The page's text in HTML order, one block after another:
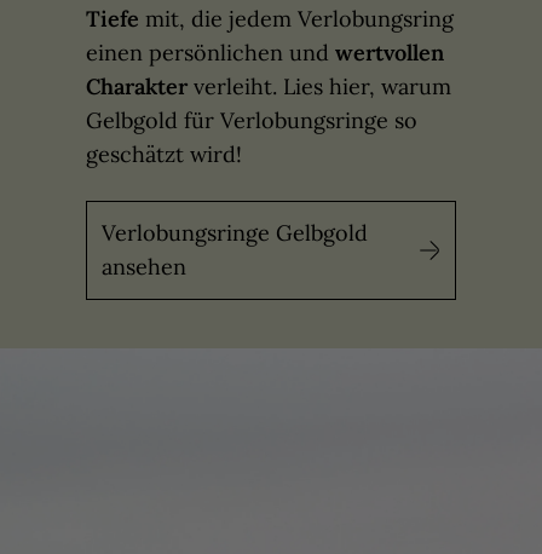
Tiefe mit, die jedem Verlobungsring
einen persönlichen und wertvollen
Charakter verleiht. Lies hier, warum
Gelbgold für Verlobungsringe so
geschätzt wird!
Verlobungsringe Gelbgold
ansehen